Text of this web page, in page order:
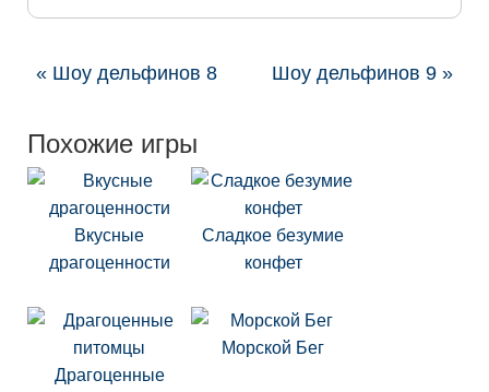
« Шоу дельфинов 8 Шоу дельфинов 9 »
Похожие игры
Вкусные
драгоценности
Сладкое безумие
конфет
Драгоценные
Морской Бег